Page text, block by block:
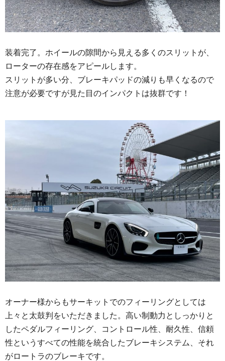
装着完了。ホイールの隙間から見える多くのスリットが、
ローターの存在感をアピールします。
スリットが多い分、ブレーキパッドの減りも早くなるので
注意が必要ですが見た目のインパクトは抜群です！
オーナー様からもサーキットでのフィーリングとしては
上々と太鼓判をいただきました。高い制動力としっかりと
したペダルフィーリング、コントロール性、耐久性、信頼
性というすべての性能を統合したブレーキシステム、それ
がロートラのブレーキです。